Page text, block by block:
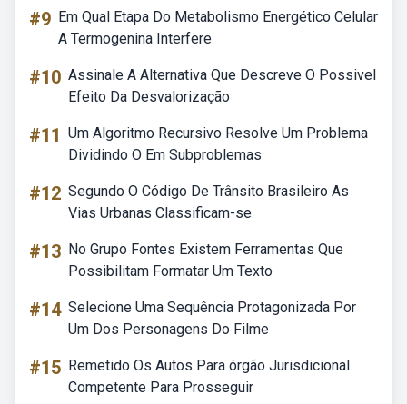
#9 Em Qual Etapa Do Metabolismo Energético Celular
A Termogenina Interfere
#10 Assinale A Alternativa Que Descreve O Possivel
Efeito Da Desvalorização
#11 Um Algoritmo Recursivo Resolve Um Problema
Dividindo O Em Subproblemas
#12 Segundo O Código De Trânsito Brasileiro As
Vias Urbanas Classificam-se
#13 No Grupo Fontes Existem Ferramentas Que
Possibilitam Formatar Um Texto
#14 Selecione Uma Sequência Protagonizada Por
Um Dos Personagens Do Filme
#15 Remetido Os Autos Para órgão Jurisdicional
Competente Para Prosseguir